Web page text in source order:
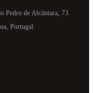
Pedro de Alcântara, 73
Portugal